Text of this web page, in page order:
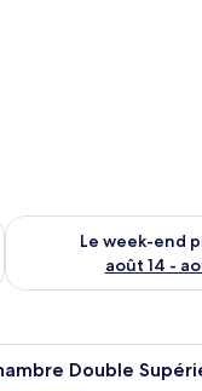
août 7 - août 9
Le week-end
août 14 -
Vérifier la
de chevet, une lampe et
7 Double